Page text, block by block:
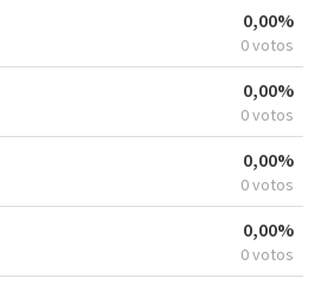
0,00%
0 votos
0,00%
0 votos
0,00%
0 votos
0,00%
0 votos